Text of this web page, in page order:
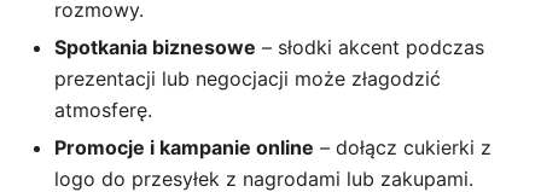
rozmowy.
Spotkania biznesowe – słodki akcent podczas
prezentacji lub negocjacji może złagodzić
atmosferę.
Promocje i kampanie online – dołącz cukierki z
logo do przesyłek z nagrodami lub zakupami.